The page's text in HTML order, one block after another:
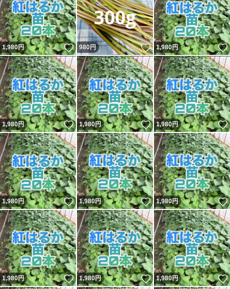
1,980円 いいね！
980円 いいね！
1,980円
1,980円 いいね！
1,980円 いいね！
1,980円
1,980円 いいね！
1,980円 いいね！
1,980円
1,980円 いいね！
1,980円 いいね！
1,980円